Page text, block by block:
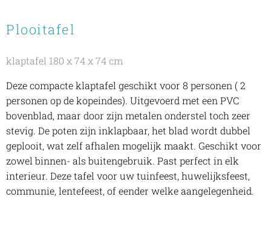
Plooitafel
klaptafel 180 x 74 x 74 cm
Deze compacte klaptafel geschikt voor 8 personen ( 2
personen op de kopeindes). Uitgevoerd met een PVC
bovenblad, maar door zijn metalen onderstel toch zeer
stevig. De poten zijn inklapbaar, het blad wordt dubbel
geplooit, wat zelf afhalen mogelijk maakt. Geschikt voor
zowel binnen- als buitengebruik. Past perfect in elk
interieur. Deze tafel voor uw tuinfeest, huwelijksfeest,
communie, lentefeest, of eender welke aangelegenheid.